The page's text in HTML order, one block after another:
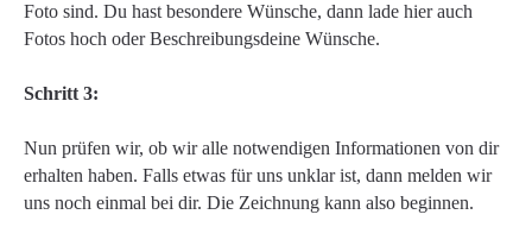
Foto sind. Du hast besondere Wünsche, dann lade hier auch
Fotos hoch oder Beschreibungsdeine Wünsche.
Schritt 3:
Nun prüfen wir, ob wir alle notwendigen Informationen von dir
erhalten haben. Falls etwas für uns unklar ist, dann melden wir
uns noch einmal bei dir. Die Zeichnung kann also beginnen.